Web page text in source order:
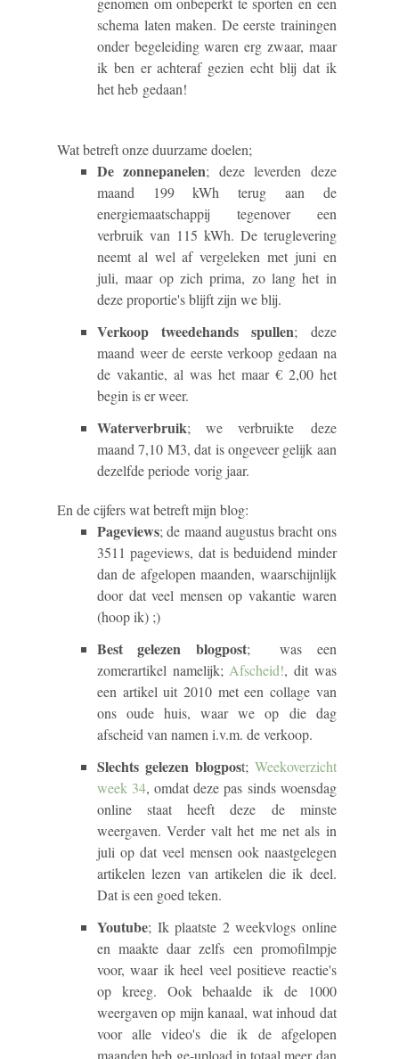
schema laten maken. De eerste trainingen
onder begeleiding waren erg zwaar, maar
ik ben er achteraf gezien echt blij dat ik
het heb gedaan!
Wat betreft onze duurzame doelen;
De zonnepanelen; deze leverden deze
maand 199 kWh terug aan de
energiemaatschappij tegenover een
verbruik van 115 kWh. De teruglevering
neemt al wel af vergeleken met juni en
juli, maar op zich prima, zo lang het in
deze proportie's blijft zijn we blij.
Verkoop tweedehands spullen; deze
maand weer de eerste verkoop gedaan na
de vakantie, al was het maar € 2,00 het
begin is er weer.
Waterverbruik; we verbruikte deze
maand 7,10 M3, dat is ongeveer gelijk aan
dezelfde periode vorig jaar.
En de cijfers wat betreft mijn blog:
Pageviews; de maand augustus bracht ons
3511 pageviews, dat is beduidend minder
dan de afgelopen maanden, waarschijnlijk
door dat veel mensen op vakantie waren
(hoop ik) ;)
Best gelezen blogpost; was een
zomerartikel namelijk; Afscheid!, dit was
een artikel uit 2010 met een collage van
ons oude huis, waar we op die dag
afscheid van namen i.v.m. de verkoop.
Slechts gelezen blogpost; Weekoverzicht
week 34, omdat deze pas sinds woensdag
online staat heeft deze de minste
weergaven. Verder valt het me net als in
juli op dat veel mensen ook naastgelegen
artikelen lezen van artikelen die ik deel.
Dat is een goed teken.
Youtube; Ik plaatste 2 weekvlogs online
en maakte daar zelfs een promofilmpje
voor, waar ik heel veel positieve reactie's
op kreeg. Ook behaalde ik de 1000
weergaven op mijn kanaal, wat inhoud dat
voor alle video's die ik de afgelopen
maanden heb ge-upload in totaal meer dan